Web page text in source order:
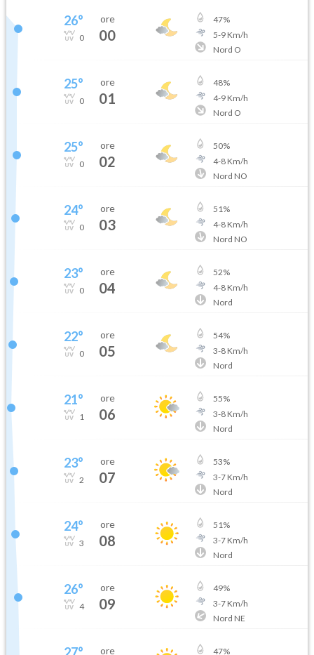
26°
0
ore
00
47%
5-9Km/h
Nord O
25°
0
ore
01
48%
4-9Km/h
Nord O
25°
0
ore
02
50%
4-8Km/h
Nord NO
24°
0
ore
03
51%
4-8Km/h
Nord NO
23°
0
ore
04
52%
4-8Km/h
Nord
22°
0
ore
05
54%
3-8Km/h
Nord
21°
1
ore
06
55%
3-8Km/h
Nord
23°
2
ore
07
53%
3-7Km/h
Nord
24°
3
ore
08
51%
3-7Km/h
Nord
26°
4
ore
09
49%
3-7Km/h
Nord NE
ore 47%